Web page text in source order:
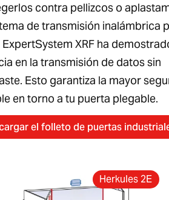
contra pellizcos o
de transmisión inalámbrica
XRF ha
en la transmisión de datos sin
Esto garantiza la mayor
en torno a tu puerta plegable.
el folleto de puertas
Herkules 2E